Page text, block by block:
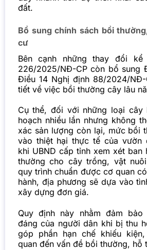
đất.
Bổ sung chính sách bồi
cư
Bên cạnh những thay đổi
226/2025/NĐ-CP còn bổ sung
Điều 14 Nghị định 88/2024/
tiết về việc bồi thường cây lâu
Cụ thể, đối với những loại cây
hoạch nhiều lần nhưng không
xác sản lượng còn lại, mức bồi
vào thiệt hại thực tế của vườn
khi UBND cấp tỉnh xem xét ban
thường cho cây trồng, vật
quy trình chuẩn được cơ quan
hành, địa phương sẽ dựa vào
xây dựng đơn giá.
Quy định này nhằm đảm
đáng của người dân khi bị thu
góp phần hạn chế khiếu
quan đến vấn đề bồi thường, hỗ